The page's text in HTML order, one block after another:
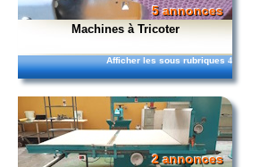
5 annonces
Machines à Tricoter
Afficher les sous rubriques 4
2 annonces